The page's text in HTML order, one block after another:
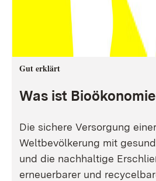
Gut erklärt
Was ist
Die sichere Versorgung
Weltbevölkerung mit
und die nachhaltige
erneuerbarer und